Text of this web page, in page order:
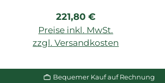
Regulärer Preis:
221,80 €
Preise inkl. MwSt.
zzgl. Versandkosten
Bequemer Kauf auf Rechnung